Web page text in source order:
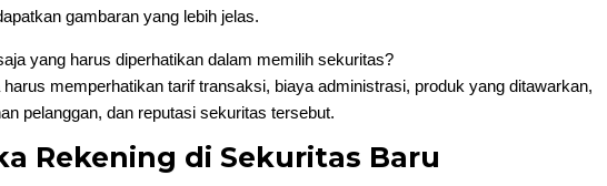
gambaran yang lebih jelas.
yang harus diperhatikan dalam memilih sekuritas?
harus memperhatikan tarif transaksi, biaya administrasi, produk yang ditawarkan,
pelanggan, dan reputasi sekuritas tersebut.
Rekening di Sekuritas Baru